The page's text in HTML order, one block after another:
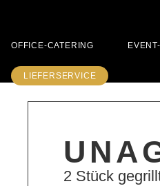
OFFICE-CATERING
LIEFERSERVICE
2 Stück